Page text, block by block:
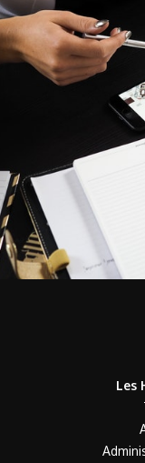
Les